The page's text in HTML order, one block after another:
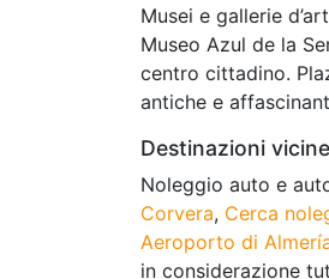
Musei e gallerie
Museo Azul de la
centro cittadino.
antiche e
Destinazioni
Noleggio auto e
Corvera, Cerca
Aeroporto di
in considerazione